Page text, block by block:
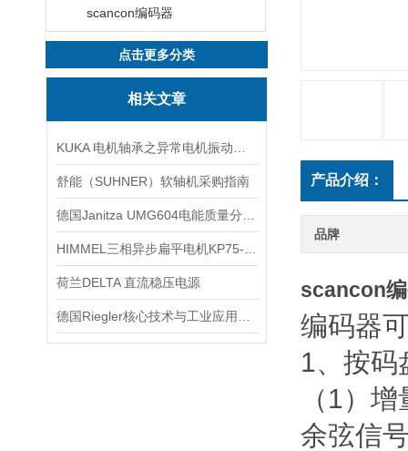
scancon编码器
点击更多分类
相关文章
舒能（SUHNER）软轴机采购指南
荷兰DELTA 直流稳压电源
产品介绍：
品牌
scancon
编码器
1、按码
（1）
余弦信